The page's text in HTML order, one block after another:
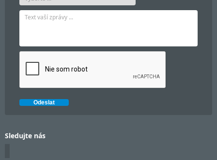
Sledujte nás